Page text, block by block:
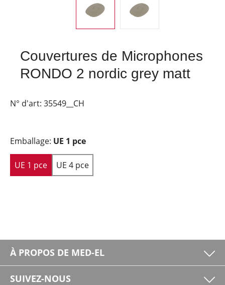
Couvertures de Microphones
RONDO 2 nordic grey matt
N° d'art: 35549__CH
Emballage: UE 1 pce
UE 1 pce UE 4 pce
À PROPOS DE MED-EL
SUIVEZ-NOUS